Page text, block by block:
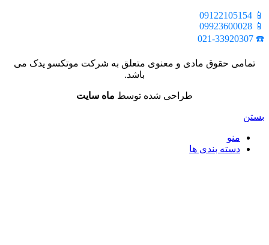
📱 09122105154
📱 09923600028
☎️ 021-33920307
تمامی حقوق مادی و معنوی متعلق به شرکت موتکسو یدک می
باشد.
طراحی شده توسط ماه سایت
بستن
منو
دسته بندی ها